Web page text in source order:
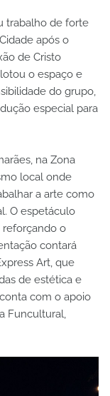
trabalho de forte
após o
de Cristo
o espaço e
do grupo,
especial para
na Zona
local onde
a arte como
O espetáculo
reforçando o
contará
Art, que
de estética e
com o apoio
Funcultural,